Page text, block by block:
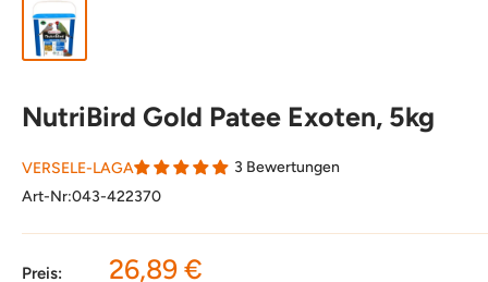
NutriBird Gold Patee Exoten, 5kg
VERSELE-LAGA
3 Bewertungen
Art-Nr:043-422370
Preis: Sonderpreis
26,89 €